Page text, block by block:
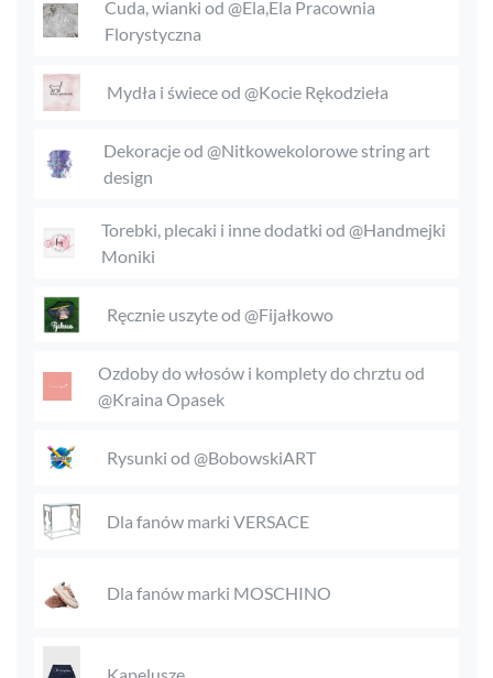
Cuda, wianki od @Ela,Ela Pracownia
Florystyczna
Mydła i świece od @Kocie Rękodzieła
Dekoracje od @Nitkowekolorowe string art
design
Torebki, plecaki i inne dodatki od @Handmejki
Moniki
Ręcznie uszyte od @Fijałkowo
Ozdoby do włosów i komplety do chrztu od
@Kraina Opasek
Rysunki od @BobowskiART
Dla fanów marki VERSACE
Dla fanów marki MOSCHINO
Kapelusze